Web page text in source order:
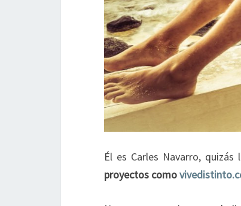
Él es Carles Navarro,
proyectos como